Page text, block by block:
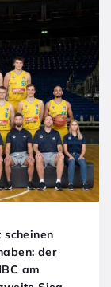
der
am